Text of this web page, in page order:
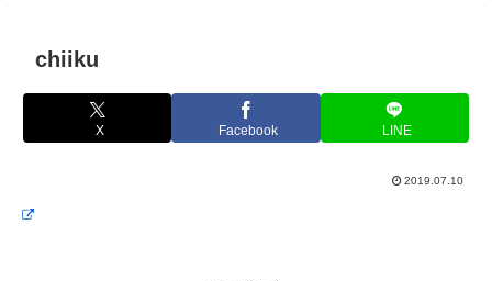
chiiku
X Facebook LINE
2019.07.10